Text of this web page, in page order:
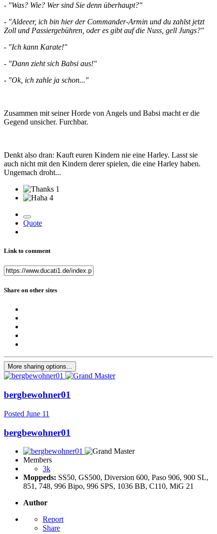
- "Was? Wie? Wer sind Sie denn überhaupt?"
- "Aldeeer, ich bin hier der Commander-Armin und du zahlst jetzt
Zoll und Passiergebühren, oder es gibt auf die Nuss, gell Jungs?"
- "Ich kann Karate!"
- "Dann zieht sich Babsi aus!"
- "Ok, ich zahle ja schon..."
Zusammen mit seiner Horde von Angels und Babsi macht er die
Gegend unsicher. Furchbar.
Denkt also dran: Kauft euren Kindern nie eine Harley. Lasst sie
auch nicht mit den Kindern derer spielen, die eine Harley haben.
Ungemach droht...
1
4
Quote
Link to comment
Share on other sites
More sharing options...
bergbewohner01
Posted June 11
bergbewohner01
Members
3k
Moppeds: SS50, GS500, Diversion 600, Paso 906, 900 SL,
851, 748, 996 Bipo, 996 SPS, 1036 BB, C110, MiG 21
Author
Report
Share